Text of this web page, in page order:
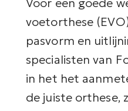
voetorthese
pasvorm en
specialisten van
in het het
de juiste orthese,